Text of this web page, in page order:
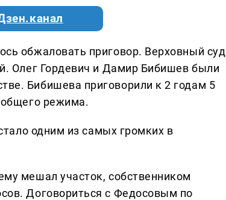
обжаловать приговор. Верховный суд
Олег Гордевич и Дамир Бибишев были
Бибишева приговорили к 2 годам 5
общего режима.
одним из самых громких в
мешал участок, собственником
Договориться с Федосовым по